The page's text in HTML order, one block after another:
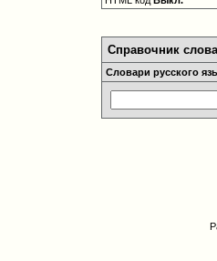
Справочник
Словари русского